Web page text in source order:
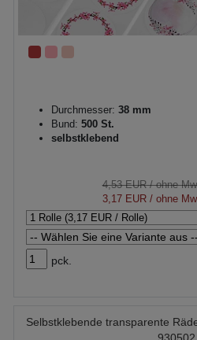
Durchmesser: 38 mm
Bund: 500 St.
selbstklebend
4,53 EUR/ ohne
3,17 EUR/ ohne
pck.
Selbstklebende transparente